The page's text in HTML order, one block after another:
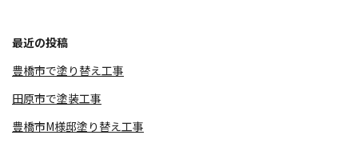
最近の投稿
豊橋市で塗り替え工事
田原市で塗装工事
豊橋市M様邸塗り替え工事